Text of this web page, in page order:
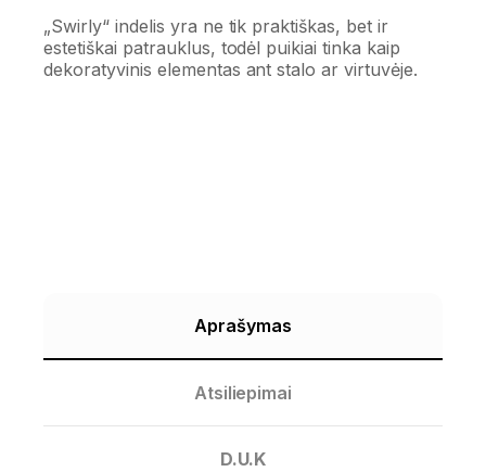
„Swirly“ indelis yra ne tik praktiškas, bet ir
estetiškai patrauklus, todėl puikiai tinka kaip
dekoratyvinis elementas ant stalo ar virtuvėje.
Aprašymas
Atsiliepimai
D.U.K